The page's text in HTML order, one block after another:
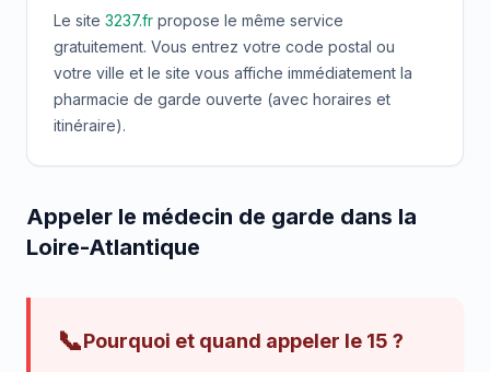
Le site 3237.fr propose le même service
gratuitement. Vous entrez votre code postal ou
votre ville et le site vous affiche immédiatement la
pharmacie de garde ouverte (avec horaires et
itinéraire).
Appeler le médecin de garde dans la
Loire-Atlantique
📞Pourquoi et quand appeler le 15 ?